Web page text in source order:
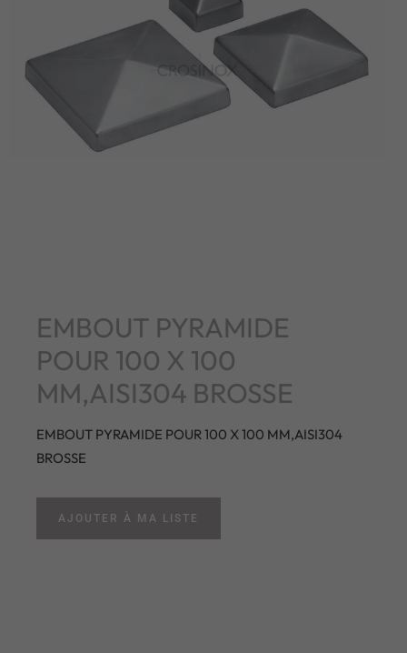
EMBOUT PYRAMIDE
POUR 100 X 100
MM,AISI304 BROSSE
EMBOUT PYRAMIDE POUR 100 X 100 MM,AISI304
BROSSE
AJOUTER À MA LISTE